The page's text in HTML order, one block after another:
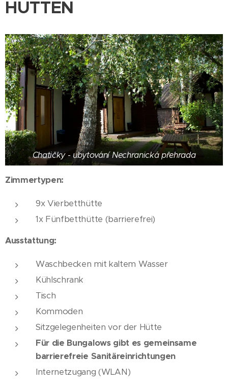
HÜTTEN
Chatičky - ubytování Nechranická přehrada
Zimmertypen:
9x Vierbetthütte
1x Fünfbetthütte (barrierefrei)
Ausstattung:
Waschbecken mit kaltem Wasser
Kühlschrank
Tisch
Kommoden
Sitzgelegenheiten vor der Hütte
Für die Bungalows gibt es gemeinsame
barrierefreie Sanitäreinrichtungen
Internetzugang (WLAN)